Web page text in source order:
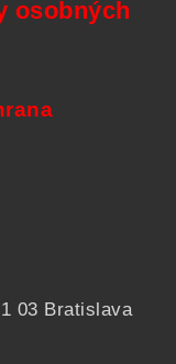
osobných
03 Bratislava